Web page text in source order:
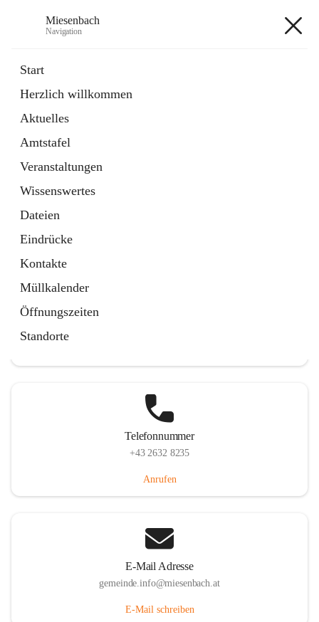
Miesenbach
Navigation
Start
Herzlich willkommen
Aktuelles
Amtstafel
Veranstaltungen
Wissenswertes
Dateien
Eindrücke
Kontakte
Müllkalender
Öffnungszeiten
Standorte
Externe Webseite
in
Tab
Region Schneebergland
Externe Webseite
öffnet
in
neuem
Tab
Telefonnummer
+43 2632 8235
Anrufen
E-Mail Adresse
gemeinde.info@miesenbach.at
E-Mail schreiben